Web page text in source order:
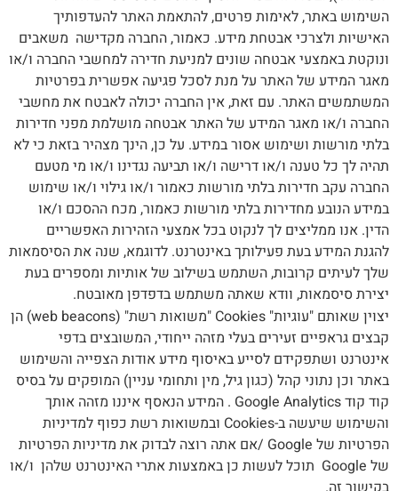
השימוש באתר, לאימות פרטים, להתאמת האתר להעדפותיך
האישיות ולצרכי אבטחת מידע. כאמור, החברה מקדישה משאבים
ונוקטת באמצעי אבטחה שונים למניעת חדירה למחשבי החברה ו/או
מאגר המידע של האתר על מנת לסכל פגיעה אפשרית בפרטיות
המשתמשים האתר. עם זאת, אין החברה יכולה לאבטח את מחשבי
החברה ו/או מאגר המידע של האתר אבטחה מושלמת מפני חדירות
בלתי מורשות ושימוש אסור במידע. על כן, הינך מצהיר בזאת כי לא
תהיה לך כל טענה ו/או דרישה ו/או תביעה נגדינו ו/או מי מטעם
החברה עקב חדירות בלתי מורשות כאמור ו/או גילוי ו/או שימוש
במידע הנובע מחדירות בלתי מורשות כאמור, מכח ההסכם ו/או
הדין. אנו ממליצים לך לנקוט בכל אמצעי הזהירות האפשריים
להגנת המידע בעת פעילותך באינטרנט. לדוגמא, שנה את הסיסמאות
שלך לעיתים קרובות, השתמש בשילוב של אותיות ומספרים בעת
יצירת סיסמאות, וודא שאתה משתמש בדפדפן מאובטח.
יצוין שאותם "עוגיות" Cookies "משואות רשת" (web beacons) הן
קבצים גראפיים זעירים בעלי מזהה ייחודי, המשובצים בדפי
אינטרנט ושתפקידם לסייע באיסוף מידע אודות הצפייה והשימוש
באתר וכן נתוני קהל (כגון גיל, מין ותחומי עניין) המופקים על בסיס
קוד קוד Google Analytics . המידע הנאסף איננו מזהה אותך
והשימוש שיעשה ב-Cookies ובמשואות רשת כפוף למדיניות
הפרטיות של Google /אם אתה רוצה לבדוק את מדיניות הפרטיות
של Google תוכל לעשות כן באמצעות אתרי האינטרנט שלהן ו/או